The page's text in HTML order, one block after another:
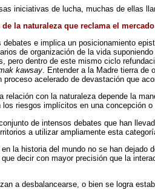
iniciativas de lucha, muchas de ellas
la naturaleza que reclama el
e implica un posicionamiento
de organización de la vida
pero dentro de este mismo ciclo
kawsay. Entender a la Madre tierra de
acelerado de devastación que
relación con la naturaleza depende la
riesgos implícitos en una concepción o
de intensos debates que han
a utilizar ampliamente esta
la historia del mundo no se han
decir con mayor precisión que la
a desbalancearse, o bien se logra